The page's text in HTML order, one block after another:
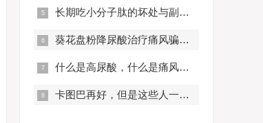
长期吃小分子肽的坏处与副作用，肽与蛋白质的区别
葵花盘粉降尿酸治疗痛风骗局？真实曝光，赶紧来看！
什么是高尿酸，什么是痛风？痛风有什么症状？
卡图巴再好，但是这些人一定不要服用！